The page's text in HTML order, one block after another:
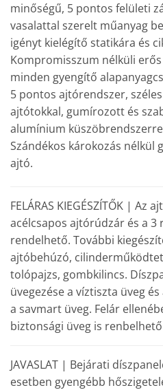
minőségű, 5 pontos felületi
vasalattal szerelt műanyag
igényt kielégítő statikára és
Kompromisszum nélküli
minden gyengítő
5 pontos ajtórendszer,
ajtótokkal, gumírozott és
alumínium
Szándékos károkozás nélkül
ajtó.
FELÁRAS KIEGÉSZÍTŐK | Az
acélcsapos ajtórúdzár és a 3
rendelhető. További
ajtóbehúzó,
tolópajzs, gombkilincs.
üvegezése a víztiszta üveg
a savmart üveg. Felár
biztonsági üveg is
JAVASLAT | Bejárati
esetben gyengébb